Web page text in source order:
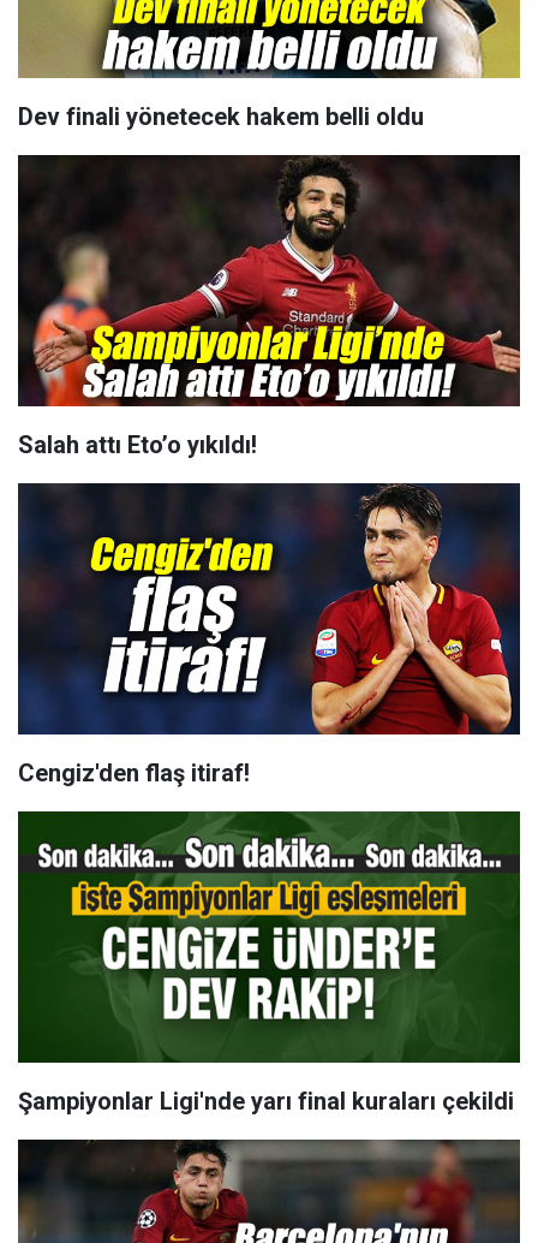
Dev finali yönetecek hakem belli oldu
Salah attı Eto’o yıkıldı!
Cengiz'den flaş itiraf!
Şampiyonlar Ligi'nde yarı final kuraları çekildi